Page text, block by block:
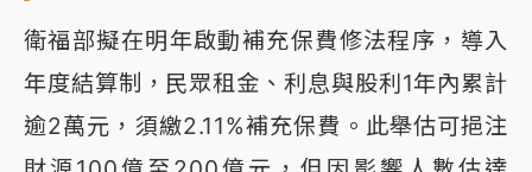
衛福部擬在明年啟動補充保費修法程序，導入
年度結算制，民眾租金、利息與股利1年內累計
逾2萬元，須繳2.11%補充保費。此舉估可挹注